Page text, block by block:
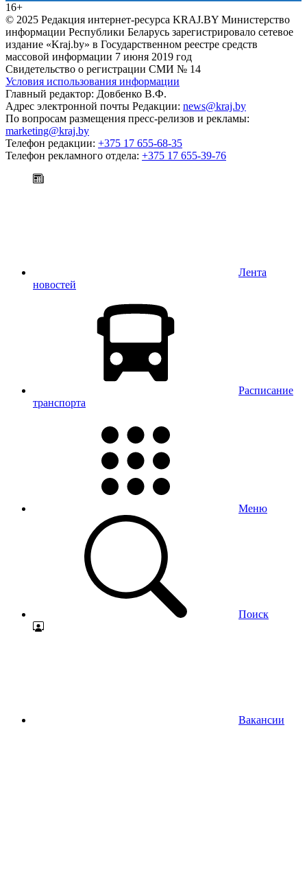
16+
© 2025 Редакция интернет-ресурса KRAJ.BY Министерство
информации Республики Беларусь зарегистрировало сетевое
издание «Kraj.by» в Государственном реестре средств
массовой информации 7 июня 2019 год
Свидетельство о регистрации СМИ № 14
Условия использования информации
Главный редактор: Довбенко В.Ф.
Адрес электронной почты Редакции: news@kraj.by
По вопросам размещения пресс-релизов и рекламы:
marketing@kraj.by
Телефон редакции: +375 17 655-68-35
Телефон рекламного отдела: +375 17 655-39-76
Лента
новостей
Расписание
транспорта
Меню
Поиск
Вакансии